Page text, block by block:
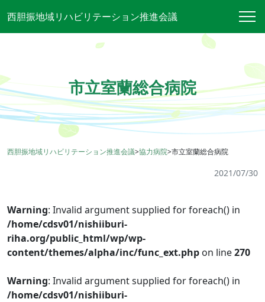
西胆振地域リハビリテーション推進会議
市立室蘭総合病院
西胆振地域リハビリテーション推進会議>協力病院>市立室蘭総合病院
2021/07/30
Warning: Invalid argument supplied for foreach() in
/home/cdsv01/nishiiburi-
riha.org/public_html/wp/wp-
content/themes/alpha/inc/func_ext.php on line270
Warning: Invalid argument supplied for foreach() in
/home/cdsv01/nishiiburi-